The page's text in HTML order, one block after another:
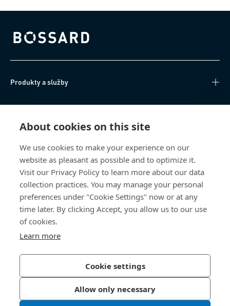
About cookies on this site
We use cookies to make your experience on our
website as pleasant as possible and to optimize it.
Visit our Privacy Policy to learn more about our data
collection practices. You may manage your personal
preferences under "Cookie Settings" now or at any
time later. By clicking Accept, you allow us to our use
of cookies.
Learn more
Cookie settings
Allow only necessary
Bossard homepage
Produkty a služby
Technické informace
O nás
Bossard Česká republika
Tuřanka 1519/115a
627 00 Brno
Zásady ochrany osobních údajů